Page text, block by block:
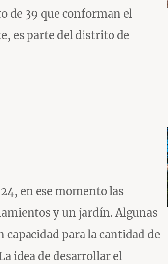
de 39 que conforman el
es parte del distrito de
en ese momento las
y un jardín. Algunas
capacidad para la cantidad de
idea de desarrollar el